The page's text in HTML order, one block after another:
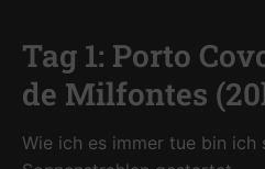
Tag 1: Porto
de Milfontes
Wie ich es immer tue bin ich